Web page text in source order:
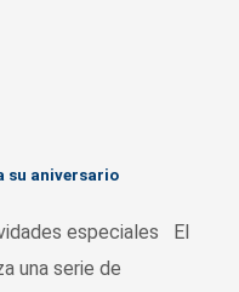
su aniversario
especiales El
una serie de